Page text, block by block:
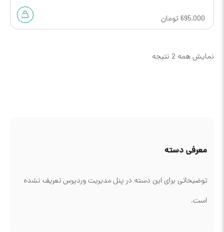
695,000 تومان
نمایش همه 2 نتیجه
معرفی دسته
توضیحاتی برای این دسته در پنل مدیریت وردپرس تعریف نشده
است.